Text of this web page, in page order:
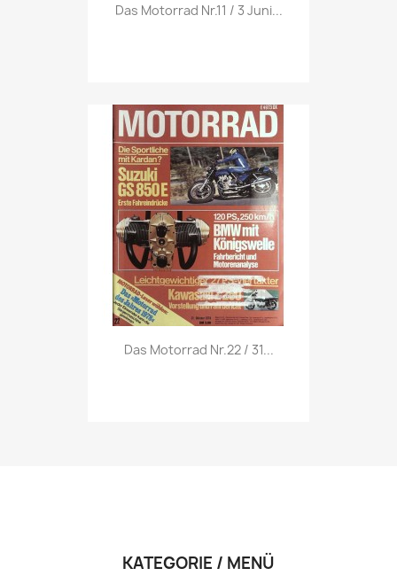
Vorschau
Das Motorrad Nr.11 / 3 Juni...
Vorschau
Das Motorrad Nr.22 / 31...
KATEGORIE / MENÜ